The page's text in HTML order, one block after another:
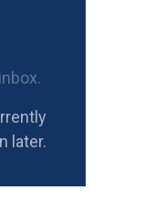
later.